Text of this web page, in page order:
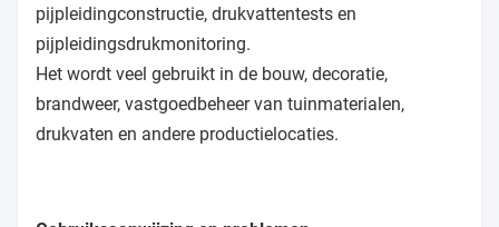
pijpleidingconstructie, drukvattentests en
pijpleidingsdrukmonitoring.
Het wordt veel gebruikt in de bouw, decoratie,
brandweer, vastgoedbeheer van tuinmaterialen,
drukvaten en andere productielocaties.